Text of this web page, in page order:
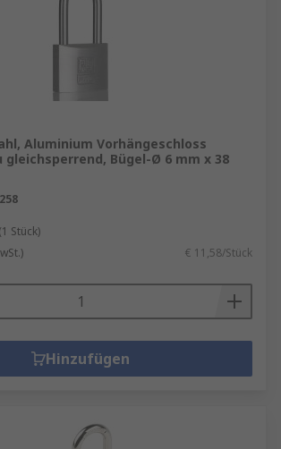
Aluminium Vorhängeschloss
gleichsperrend, Bügel-Ø 6 mm x 38
Stück)
€ 11,58/Stück
Hinzufügen